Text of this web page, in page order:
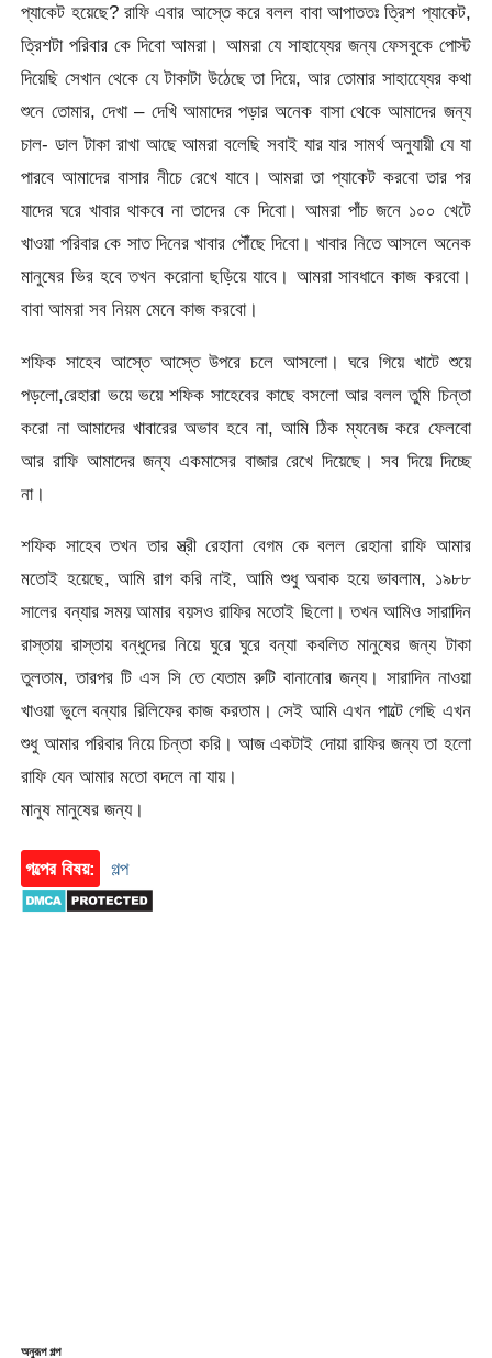
প্যাকেট হয়েছে? রাফি এবার আস্তে করে বলল বাবা আপাততঃ ত্রিশ প্যাকেট,
ত্রিশটা পরিবার কে দিবো আমরা। আমরা যে সাহায্যের জন্য ফেসবুকে পোস্ট
দিয়েছি সেখান থেকে যে টাকাটা উঠেছে তা দিয়ে, আর তোমার সাহায্যেের কথা
শুনে তোমার, দেখা – দেখি আমাদের পড়ার অনেক বাসা থেকে আমাদের জন্য
চাল- ডাল টাকা রাখা আছে আমরা বলেছি সবাই যার যার সামর্থ অনুযায়ী যে যা
পারবে আমাদের বাসার নীচে রেখে যাবে। আমরা তা প্যাকেট করবো তার পর
যাদের ঘরে খাবার থাকবে না তাদের কে দিবো। আমরা পাঁচ জনে ১০০ খেটে
খাওয়া পরিবার কে সাত দিনের খাবার পৌঁছে দিবো। খাবার নিতে আসলে অনেক
মানুষের ভির হবে তখন করোনা ছড়িয়ে যাবে। আমরা সাবধানে কাজ করবো।
বাবা আমরা সব নিয়ম মেনে কাজ করবো।
শফিক সাহেব আস্তে আস্তে উপরে চলে আসলো। ঘরে গিয়ে খাটে শুয়ে
পড়লো,রেহারা ভয়ে ভয়ে শফিক সাহেবের কাছে বসলো আর বলল তুমি চিন্তা
করো না আমাদের খাবারের অভাব হবে না, আমি ঠিক ম্যনেজ করে ফেলবো
আর রাফি আমাদের জন্য একমাসের বাজার রেখে দিয়েছে। সব দিয়ে দিচ্ছে
না।
শফিক সাহেব তখন তার স্ত্রী রেহানা বেগম কে বলল রেহানা রাফি আমার
মতোই হয়েছে, আমি রাগ করি নাই, আমি শুধু অবাক হয়ে ভাবলাম, ১৯৮৮
সালের বন্যার সময় আমার বয়সও রাফির মতোই ছিলো। তখন আমিও সারাদিন
রাস্তায় রাস্তায় বন্ধুদের নিয়ে ঘুরে ঘুরে বন্যা কবলিত মানুষের জন্য টাকা
তুলতাম, তারপর টি এস সি তে যেতাম রুটি বানানোর জন্য। সারাদিন নাওয়া
খাওয়া ভুলে বন্যার রিলিফের কাজ করতাম। সেই আমি এখন পাল্টে গেছি এখন
শুধু আমার পরিবার নিয়ে চিন্তা করি। আজ একটাই দোয়া রাফির জন্য তা হলো
রাফি যেন আমার মতো বদলে না যায়।
মানুষ মানুষের জন্য।
গল্পের বিষয়: গল্প
অনুরূপ গল্প